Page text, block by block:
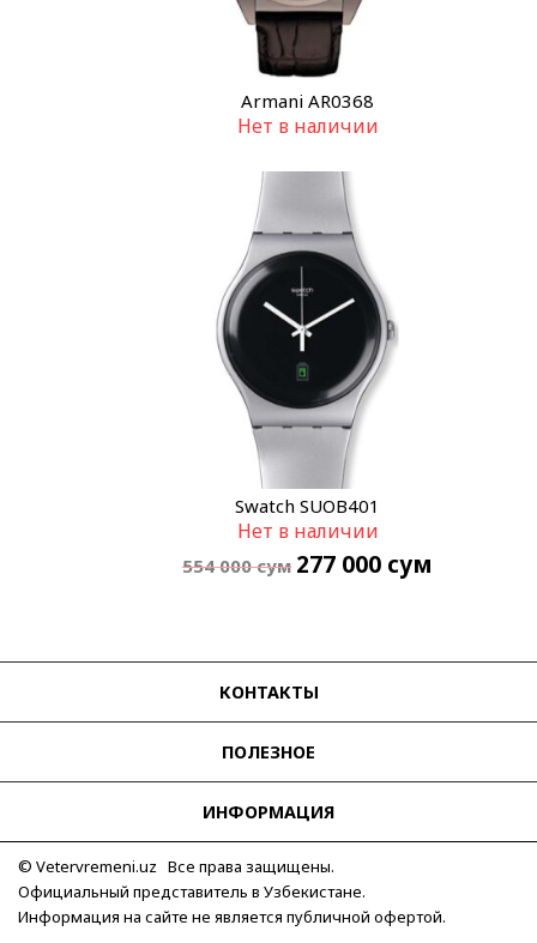
Armani AR0368
Нет в наличии
Swatch SUOB401
Нет в наличии
554 000сум 277 000 сум
КОНТАКТЫ
ПОЛЕЗНОЕ
ИНФОРМАЦИЯ
© Vetervremeni.uz Все права защищены.
Официальный представитель в Узбекистане.
Информация на сайте не является публичной офертой.